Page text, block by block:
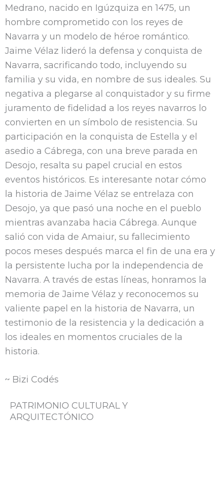
Medrano, nacido en Igúzquiza en 1475, un
hombre comprometido con los reyes de
Navarra y un modelo de héroe romántico.
Jaime Vélaz lideró la defensa y conquista de
Navarra, sacrificando todo, incluyendo su
familia y su vida, en nombre de sus ideales. Su
negativa a plegarse al conquistador y su firme
juramento de fidelidad a los reyes navarros lo
convierten en un símbolo de resistencia. Su
participación en la conquista de Estella y el
asedio a Cábrega, con una breve parada en
Desojo, resalta su papel crucial en estos
eventos históricos. Es interesante notar cómo
la historia de Jaime Vélaz se entrelaza con
Desojo, ya que pasó una noche en el pueblo
mientras avanzaba hacia Cábrega. Aunque
salió con vida de Amaiur, su fallecimiento
pocos meses después marca el fin de una era y
la persistente lucha por la independencia de
Navarra. A través de estas líneas, honramos la
memoria de Jaime Vélaz y reconocemos su
valiente papel en la historia de Navarra, un
testimonio de la resistencia y la dedicación a
los ideales en momentos cruciales de la
historia.
~ Bizi Codés
PATRIMONIO CULTURAL Y
ARQUITECTÓNICO